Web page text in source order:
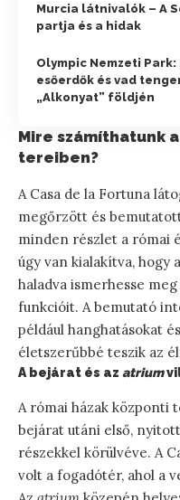
Murcia látnivalók – A
partja és a hidak
Olympic Nemzeti Park:
esőerdők és vad
„Alkonyat” földjén
Mire számíthatunk
tereiben?
A Casa de la Fortuna
megőrzött és
minden részlet a római
úgy van kialakítva, hogy
haladva ismerhesse
funkcióit. A bemutató
például hanghatásokat
életszerűbbé teszik az
A bejárat és az atrium
A római házak központi
bejárat utáni első,
részekkel körülvéve. A
volt a fogadótér, ahol a